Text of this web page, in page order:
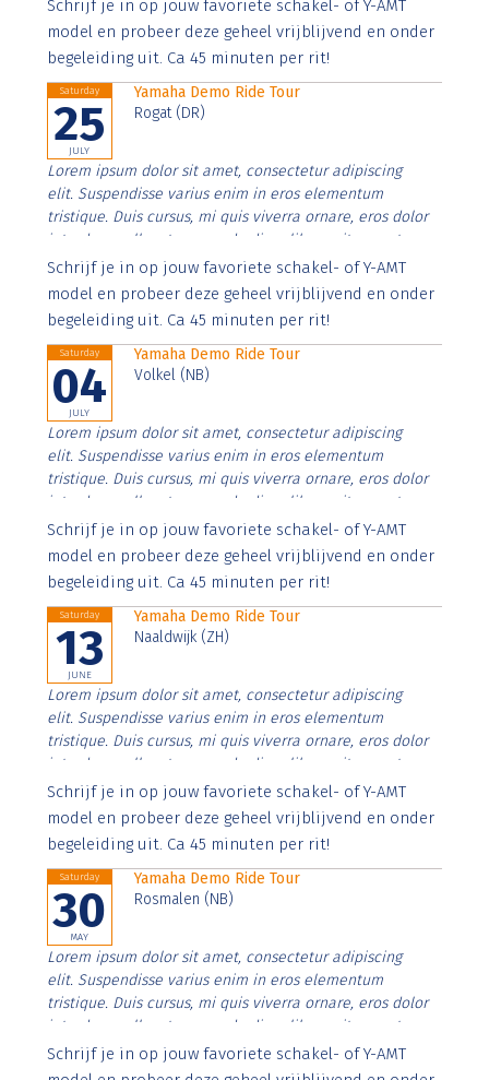
imperdiet. Nunc ut sem vitae risus tristique posuere.
Schrijf je in op jouw favoriete schakel- of Y-AMT
model en probeer deze geheel vrijblijvend en onder
begeleiding uit. Ca 45 minuten per rit!
Saturday
25
JULY
Yamaha Demo Ride Tour
Rogat (DR)
Lorem ipsum dolor sit amet, consectetur adipiscing
elit. Suspendisse varius enim in eros elementum
tristique. Duis cursus, mi quis viverra ornare, eros dolor
interdum nulla, ut commodo diam libero vitae erat.
Aenean faucibus nibh et justo cursus id rutrum lorem
imperdiet. Nunc ut sem vitae risus tristique posuere.
Schrijf je in op jouw favoriete schakel- of Y-AMT
model en probeer deze geheel vrijblijvend en onder
begeleiding uit. Ca 45 minuten per rit!
Saturday
04
JULY
Yamaha Demo Ride Tour
Volkel (NB)
Lorem ipsum dolor sit amet, consectetur adipiscing
elit. Suspendisse varius enim in eros elementum
tristique. Duis cursus, mi quis viverra ornare, eros dolor
interdum nulla, ut commodo diam libero vitae erat.
Aenean faucibus nibh et justo cursus id rutrum lorem
imperdiet. Nunc ut sem vitae risus tristique posuere.
Schrijf je in op jouw favoriete schakel- of Y-AMT
model en probeer deze geheel vrijblijvend en onder
begeleiding uit. Ca 45 minuten per rit!
Saturday
13
JUNE
Yamaha Demo Ride Tour
Naaldwijk (ZH)
Lorem ipsum dolor sit amet, consectetur adipiscing
elit. Suspendisse varius enim in eros elementum
tristique. Duis cursus, mi quis viverra ornare, eros dolor
interdum nulla, ut commodo diam libero vitae erat.
Aenean faucibus nibh et justo cursus id rutrum lorem
imperdiet. Nunc ut sem vitae risus tristique posuere.
Schrijf je in op jouw favoriete schakel- of Y-AMT
model en probeer deze geheel vrijblijvend en onder
begeleiding uit. Ca 45 minuten per rit!
Saturday
30
MAY
Yamaha Demo Ride Tour
Rosmalen (NB)
Lorem ipsum dolor sit amet, consectetur adipiscing
elit. Suspendisse varius enim in eros elementum
tristique. Duis cursus, mi quis viverra ornare, eros dolor
interdum nulla, ut commodo diam libero vitae erat.
Aenean faucibus nibh et justo cursus id rutrum lorem
imperdiet. Nunc ut sem vitae risus tristique posuere.
Schrijf je in op jouw favoriete schakel- of Y-AMT